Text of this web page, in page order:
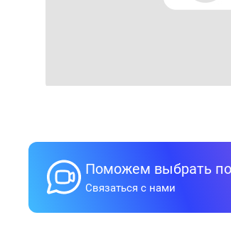
Поможем выбрать
Связаться с нами